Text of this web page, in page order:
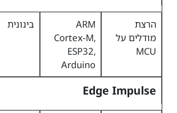
הרצת
מודלים על
MCU
ARM
Cortex-M,
ESP32,
Arduino
בינונית
Edge Impulse